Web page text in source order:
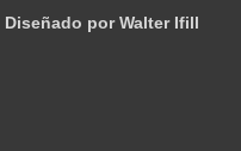
Diseñado por Walter Ifill